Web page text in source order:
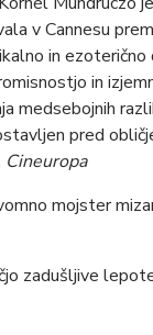
v Cannesu
in
in
medsebojnih
pred
Cineuropa
mojster
zadušljive